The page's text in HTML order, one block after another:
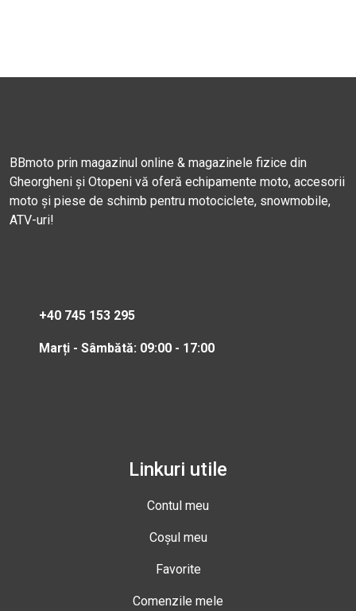
BBmoto prin magazinul online & magazinele fizice din
Gheorgheni și Otopeni vă oferă echipamente moto, accesorii
moto și piese de schimb pentru motociclete, snowmobile,
ATV-uri!
+40 745 153 295
Marți - Sâmbătă: 09:00 - 17:00
Linkuri utile
Contul meu
Coșul meu
Favorite
Comenzile mele